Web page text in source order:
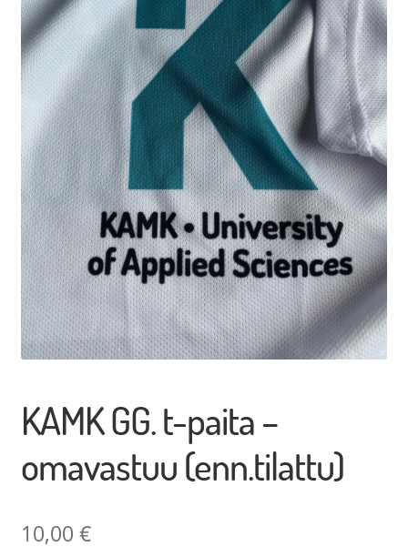
Opetuksen kortit, passit, materiaalit ja muut
Opintomatkat ja liput
Myytävät tuotteet ja palvelut
Northern Game Summit 2026 lipunmyynti
KAMK GG. t-paita –
omavastuu (enn.tilattu)
10,00 €